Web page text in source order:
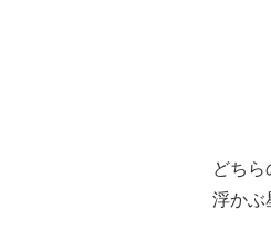
どち
浮かぶ